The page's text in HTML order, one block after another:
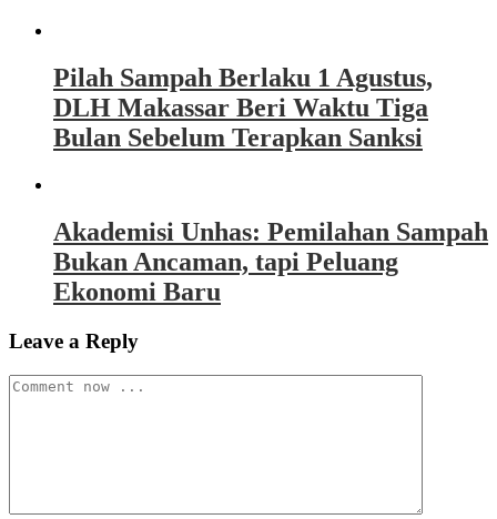
Pilah Sampah Berlaku 1 Agustus,
DLH Makassar Beri Waktu Tiga
Bulan Sebelum Terapkan Sanksi
Akademisi Unhas: Pemilahan Sampah
Bukan Ancaman, tapi Peluang
Ekonomi Baru
Leave a Reply